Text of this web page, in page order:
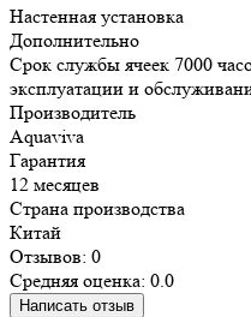
Настенная установка
Дополнительно
Срок службы ячеек 7000
эксплуатации и
Производитель
Aquaviva
Гарантия
12 месяцев
Страна производства
Китай
Отзывов: 0
Средняя оценка: 0.0
Написать отзыв